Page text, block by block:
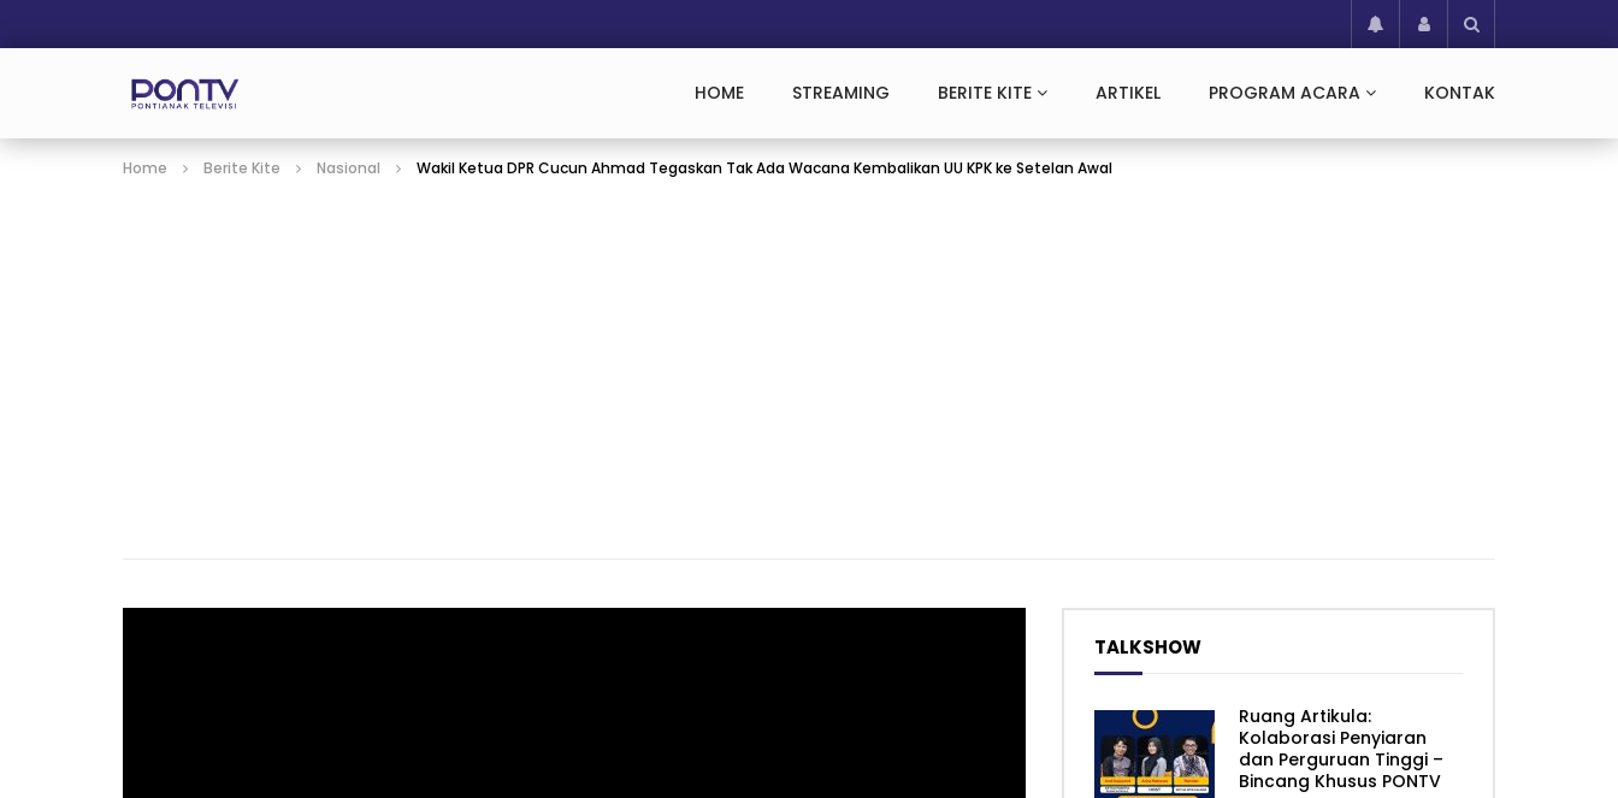
HOME STREAMING BERITE KITE ARTIKEL PROGRAM ACARA KONTAK
Home Berite Kite Nasional Wakil Ketua DPR Cucun Ahmad Tegaskan Tak Ada Wacana Kembalikan UU KPK ke Setelan Awal
TALKSHOW
Ruang Artikula:
Kolaborasi Penyiaran
dan Perguruan Tinggi –
Bincang Khusus PONTV